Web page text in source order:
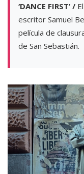
‘DANCE FIRST’ /
escritor Samuel
película de
de San Sebastián.